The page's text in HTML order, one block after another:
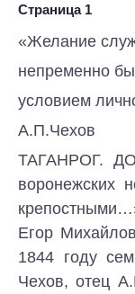
Страница 1
«Желание
непременно
условием
А.П.Чехов
ТАГАНРОГ.
воронежских
Егор
1844 году
Чехов, отец